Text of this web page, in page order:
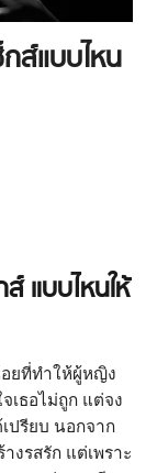
ส์แบบไหน
แบบไหนให้
ยที่ทำให้ผู้หญิง
เธอไม่ถูก แต่จง
ปรียบ นอกจาก
งรสรัก แต่เพราะ